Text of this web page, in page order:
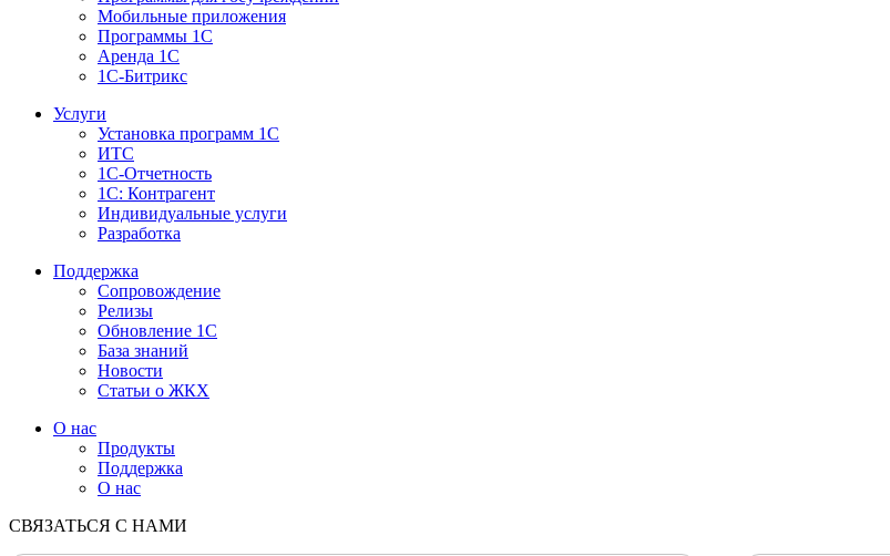
Мобильные приложения
Программы 1С
Аренда 1С
1С-Битрикс
Услуги
Установка программ 1С
ИТС
1С-Отчетность
1С: Контрагент
Индивидуальные услуги
Разработка
Поддержка
Сопровождение
Релизы
Обновление 1С
База знаний
Новости
Статьи о ЖКХ
О нас
Продукты
Поддержка
О нас
СВЯЗАТЬСЯ С НАМИ